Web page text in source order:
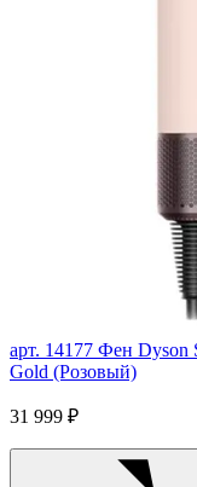
арт. 14177 Фен Dyson
Gold (Розовый)
31 999 ₽